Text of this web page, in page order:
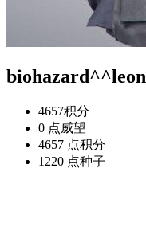
biohazard^^leon
4657积分
0 点威望
4657 点积分
1220 点种子